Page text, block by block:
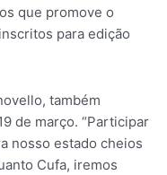
que promove o
para edição
também
de março. “Participar
nosso estado cheios
Cufa, iremos